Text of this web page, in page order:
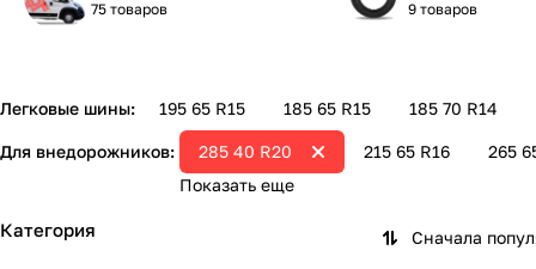
75 товаров 9 товаров
Легковые шины: 195 65 R15 185 65 R15 185 70 R14
Для внедорожников: 215 65 R16 265
285 40 R20
Показать еще
Сначала
Категория